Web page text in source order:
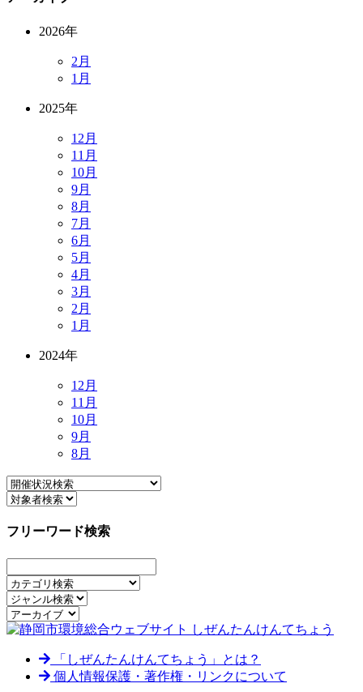
2026年
2月
1月
2025年
12月
11月
10月
9月
8月
7月
6月
5月
4月
3月
2月
1月
2024年
12月
11月
10月
9月
8月
フリーワード検索
「しぜんたんけんてちょう」とは？
個人情報保護・著作権・リンクについて